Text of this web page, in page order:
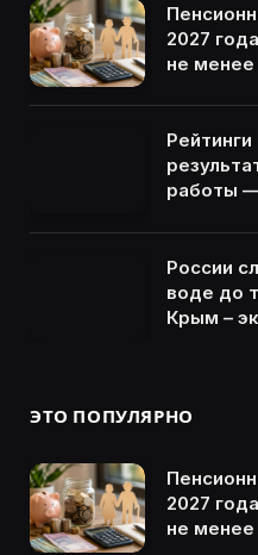
2027
не менее
работы
России
воде до
Крым –
ЭТО ПОПУЛЯРНО
2027
не менее